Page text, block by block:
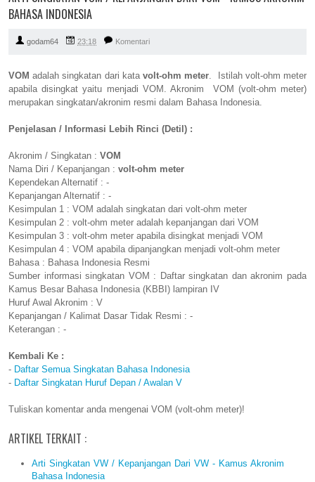
BAHASA INDONESIA
godam64 23:18 Komentari
VOM adalah singkatan dari kata volt-ohm meter. Istilah volt-ohm meter
apabila disingkat yaitu menjadi VOM. Akronim VOM (volt-ohm meter)
merupakan singkatan/akronim resmi dalam Bahasa Indonesia.
Penjelasan / Informasi Lebih Rinci (Detil) :
Akronim / Singkatan : VOM
Nama Diri / Kepanjangan : volt-ohm meter
Kependekan Alternatif : -
Kepanjangan Alternatif : -
Kesimpulan 1 : VOM adalah singkatan dari volt-ohm meter
Kesimpulan 2 : volt-ohm meter adalah kepanjangan dari VOM
Kesimpulan 3 : volt-ohm meter apabila disingkat menjadi VOM
Kesimpulan 4 : VOM apabila dipanjangkan menjadi volt-ohm meter
Bahasa : Bahasa Indonesia Resmi
Sumber informasi singkatan VOM : Daftar singkatan dan akronim pada
Kamus Besar Bahasa Indonesia (KBBI) lampiran IV
Huruf Awal Akronim : V
Kepanjangan / Kalimat Dasar Tidak Resmi : -
Keterangan : -
Kembali Ke :
- Daftar Semua Singkatan Bahasa Indonesia
- Daftar Singkatan Huruf Depan / Awalan V
Tuliskan komentar anda mengenai VOM (volt-ohm meter)!
ARTIKEL TERKAIT :
Arti Singkatan VW / Kepanjangan Dari VW - Kamus Akronim
Bahasa Indonesia